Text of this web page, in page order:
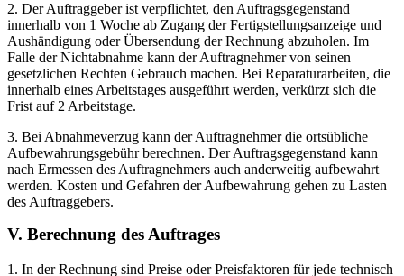
2. Der Auftraggeber ist verpflichtet, den Auftragsgegenstand
innerhalb von 1 Woche ab Zugang der Fertigstellungsanzeige und
Aushändigung oder Übersendung der Rechnung abzuholen. Im
Falle der Nichtabnahme kann der Auftragnehmer von seinen
gesetzlichen Rechten Gebrauch machen. Bei Reparaturarbeiten, die
innerhalb eines Arbeitstages ausgeführt werden, verkürzt sich die
Frist auf 2 Arbeitstage.
3. Bei Abnahmeverzug kann der Auftragnehmer die ortsübliche
Aufbewahrungsgebühr berechnen. Der Auftragsgegenstand kann
nach Ermessen des Auftragnehmers auch anderweitig aufbewahrt
werden. Kosten und Gefahren der Aufbewahrung gehen zu Lasten
des Auftraggebers.
V. Berechnung des Auftrages
1. In der Rechnung sind Preise oder Preisfaktoren für jede technisch